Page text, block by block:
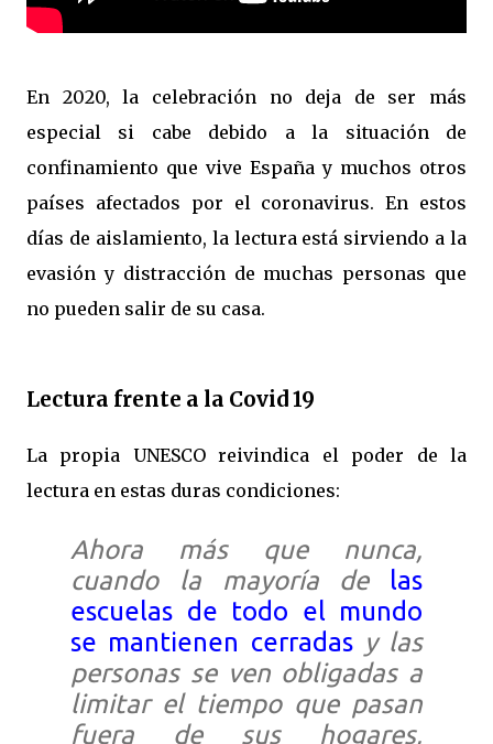
En 2020, la celebración no deja de ser más
especial si cabe debido a la situación de
confinamiento que vive España y muchos otros
países afectados por el coronavirus. En estos
días de aislamiento, la lectura está sirviendo a la
evasión y distracción de muchas personas que
no pueden salir de su casa.
Lectura frente a la Covid 19
La propia UNESCO reivindica el poder de la
lectura en estas duras condiciones:
Ahora más que nunca,
cuando la mayoría de las
escuelas de todo el mundo
se mantienen cerradasy las
personas se ven obligadas a
limitar el tiempo que pasan
fuera de sus hogares,